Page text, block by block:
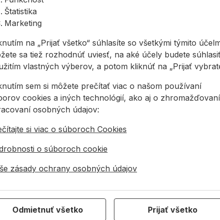
potiahnuté nitrilovou butadiénovou gumou (NBR)
zabezpečuje 360° priedušnosť, čím ich robí
nitrilových rukavíc na trhu, pričom ponúka
cyklov odierania na milimeter
citlivosť končekov prstov
jemnú podšívku, ktorá je v kontakte s pokožkou
prať až 6x v teplote do 40 °C
výrobcu predprané
Štatistika
Marketing
na „Prijať všetko“ súhlasíte so všetkými týmito
sa tiež rozhodnúť uviesť, na aké účely budete
vlastných výberov, a potom kliknúť na „Prijať
sem si môžete prečítať viac o našom používaní
cookies a iných technológií, ako aj o
osobných údajov:
si viac o súboroch Cookies
o súboroch cookie
zásady ochrany osobných údajov
Odmietnuť všetko Prijať všetko